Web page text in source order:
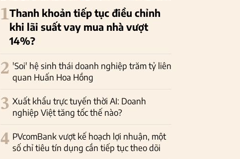
1Thanh khoản tiếp tục điều chỉnh
khi lãi suất vay mua nhà vượt
14%?
2 'Soi' hệ sinh thái doanh nghiệp trăm tỷ liên
quan Huấn Hoa Hồng
3 Xuất khẩu trực tuyến thời AI: Doanh
nghiệp Việt tăng tốc thế nào?
4 PVcomBank vượt kế hoạch lợi nhuận, một
số chỉ tiêu tín dụng cần tiếp tục theo dõi